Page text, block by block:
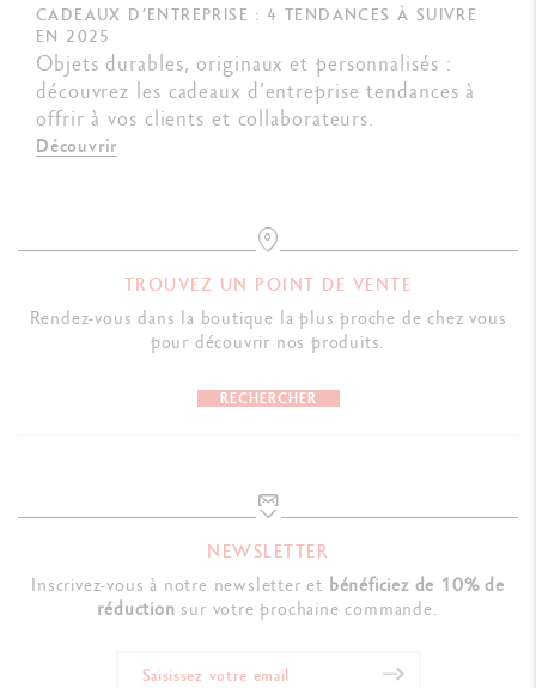
CADEAUX D’ENTREPRISE : 4 TENDANCES À SUIVRE
EN 2025
Objets durables, originaux et personnalisés :
découvrez les cadeaux d’entreprise tendances à
offrir à vos clients et collaborateurs.
Découvrir
TROUVEZ UN POINT DE VENTE
Rendez-vous dans la boutique la plus proche de chez vous
pour découvrir nos produits.
RECHERCHER
NEWSLETTER
Inscrivez-vous à notre newsletter et bénéficiez de 10% de
réduction sur votre prochaine commande.